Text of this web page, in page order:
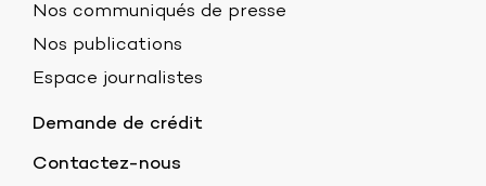
Nos communiqués de presse
Nos publications
Espace journalistes
Demande de crédit
Contactez-nous